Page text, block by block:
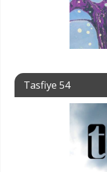
Tasfiye 54